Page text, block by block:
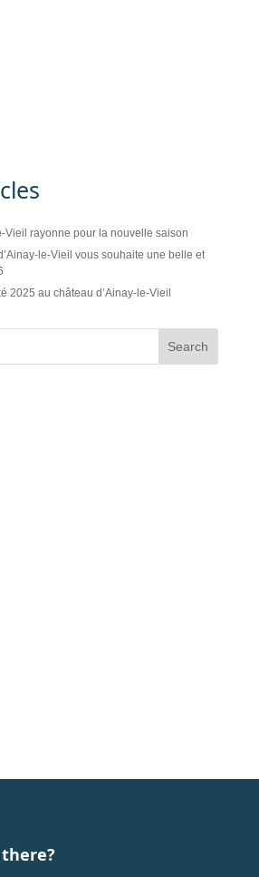
Vieil rayonne pour la nouvelle saison
le-Vieil vous souhaite une belle et
2025 au château d’Ainay-le-Vieil